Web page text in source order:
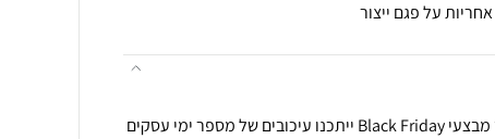
במהלך תקופת החגים ובמהלך מבצעי Black Friday ייתכנו עיכובים של מספר ימי עסקים